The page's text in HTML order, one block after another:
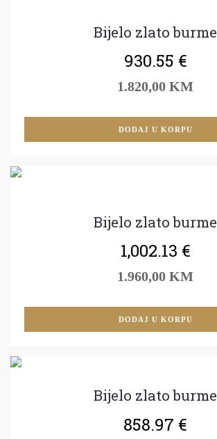
Bijelo zlato burme
930.55 €
1.820,00 KM
DODAJ U KORPU
Bijelo zlato burme
1,002.13 €
1.960,00 KM
DODAJ U KORPU
Bijelo zlato burme
858.97 €